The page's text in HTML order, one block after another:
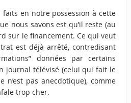
en notre possession à cette
nous savons est qu’il reste (au
sur le financement. Ce qui veut
est déjà arrêté, contredisant
données par certains
journal télévisé (celui qui fait le
n’est pas anecdotique), comme
trop cher.